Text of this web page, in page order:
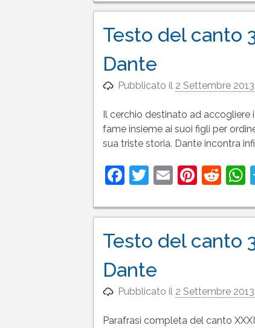
Testo del canto
Dante
Pubblicato il 2 Settembre 2013
Il cerchio destinato ad accogliere
fame insieme ai suoi figli per
sua triste storia. Dante incontra
Facebook
Twitter
Email
Testo del canto
Dante
Pubblicato il 2 Settembre 2013
Parafrasi completa del canto